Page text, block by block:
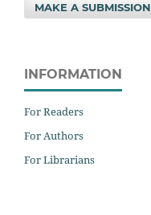
MAKE A SUBMISSION
INFORMATION
For Readers
For Authors
For Librarians